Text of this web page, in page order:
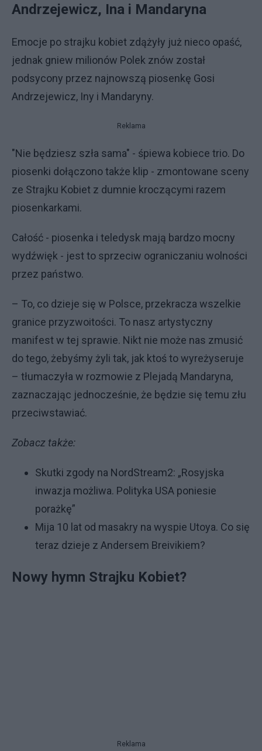
Andrzejewicz, Ina i Mandaryna
Emocje po strajku kobiet zdążyły już nieco opaść,
jednak gniew milionów Polek znów został
podsycony przez najnowszą piosenkę Gosi
Andrzejewicz, Iny i Mandaryny.
Reklama
"Nie będziesz szła sama" - śpiewa kobiece trio. Do
piosenki dołączono także klip - zmontowane sceny
ze Strajku Kobiet z dumnie kroczącymi razem
piosenkarkami.
Całość - piosenka i teledysk mają bardzo mocny
wydźwięk - jest to sprzeciw ograniczaniu wolności
przez państwo.
– To, co dzieje się w Polsce, przekracza wszelkie
granice przyzwoitości. To nasz artystyczny
manifest w tej sprawie. Nikt nie może nas zmusić
do tego, żebyśmy żyli tak, jak ktoś to wyreżyseruje
– tłumaczyła w rozmowie z Plejadą Mandaryna,
zaznaczając jednocześnie, że będzie się temu złu
przeciwstawiać.
Zobacz także:
Skutki zgody na NordStream2: „Rosyjska
inwazja możliwa. Polityka USA poniesie
porażkę”
Mija 10 lat od masakry na wyspie Utoya. Co się
teraz dzieje z Andersem Breivikiem?
Nowy hymn Strajku Kobiet?
Reklama